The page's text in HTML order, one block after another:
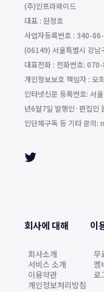
(주)인프라와이드
대표 : 원정호
사업자등록번호 : 340-
(06149) 서울특별시 강
대표전화 : 전화번호:
개인정보보호 책임자 : 모
인터넷신문 등록번호: 서
년6월7일 발행인·편집인
인단체구독 등 기타 문
회사에 대해
회사소개
서비스 소개
이용약관
개인정보처리방침
이
무
멤
로